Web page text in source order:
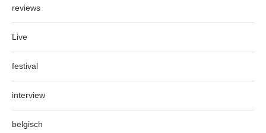
reviews
Live
festival
interview
belgisch